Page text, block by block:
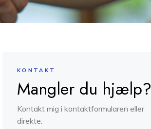
KONTAKT
Mangler du hjælp?
Kontakt mig i kontaktformularen eller
direkte: